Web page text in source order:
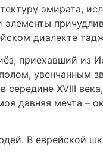
эмирата,
диалекте
приехавший из
увенчанным
середине XVIII
давняя мечта –
В еврейской